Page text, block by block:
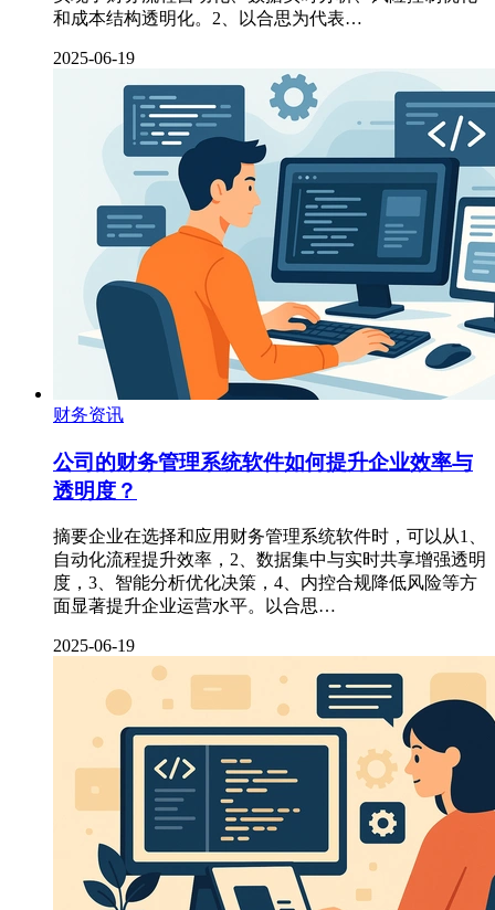
和成本结构透明化。2、以合思为代表…
2025-06-19
财务资讯
公司的财务管理系统软件如何提升企业效率与
透明度？
摘要企业在选择和应用财务管理系统软件时，可以从1、
自动化流程提升效率，2、数据集中与实时共享增强透明
度，3、智能分析优化决策，4、内控合规降低风险等方
面显著提升企业运营水平。以合思…
2025-06-19